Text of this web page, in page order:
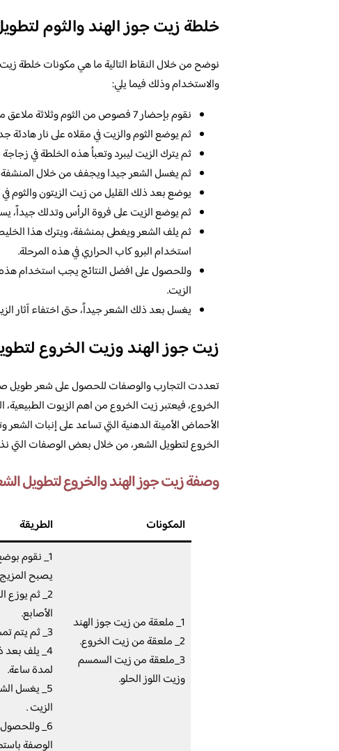
خلطة زيت جوز الهند والثوم
نوضح من خلال النقاط التالية ما هي مكونات خلطة زيت
والاستخدام وذلك فيما يلي:
نقوم بإحضار 7 فصوص من الثوم وثلاثة ملاعق من زيت جوز الهند، او على حسب طول وكثافة الشعر.
ثم يوضع الثوم والزيت في مقلاه على نار هادئة
ثم يترك الزيت ليبرد وتعبأ هذه الخلطة في
ثم يغسل الشعر جيدا ويجفف من خلال
يوضع بعد ذلك القليل من زيت الزيتون والثوم
ثم يوضع الزيت على فروة الرأس وتدلك جيداً،
استخدام البرو كاب الحراري في هذه المرحلة.
وللحصول على افضل النتائج يجب استخدام
الزيت.
يغسل بعد ذلك الشعر جيداً، حتى اختفاء آثار
زيت جوز الهند وزيت الخروع
تعددت التجارب والوصفات للحصول على شعر طويل
الخروع، فيعتبر زيت الخروع من اهم الزيوت
الأحماض الأمينة الدهنية التي تساعد على إنبات
الخروع لتطويل الشعر، من خلال بعض الوصفات التي
وصفة زيت جوز الهند والخروع لتطويل
المكونات الطريقة
1_ ملعقة من زيت جوز الهند
2_ ملعقة من زيت الخروع.
3_ملعقة من زيت السمسم
وزيت اللوز الحلو.
1_ نقوم
يصبح
2_ ثم يوزع
الأصابع.
3_ ثم يتم تمشيط الشعر لكي يتوزع الخليط جيدا على الشعر.
4_ يلف
لمدة ساعة.
5_ يغسل
الزيت .
6_
الوصفة